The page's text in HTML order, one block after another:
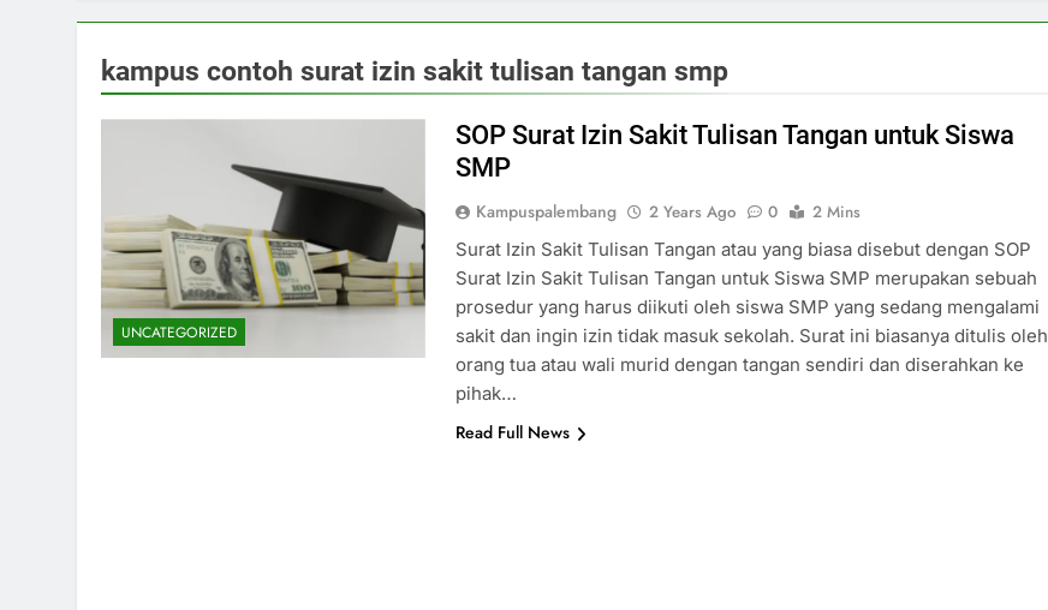
kampus contoh surat izin sakit tulisan tangan smp
UNCATEGORIZED
SOP Surat Izin Sakit Tulisan Tangan untuk Siswa
SMP
Kampuspalembang 2 Years Ago 0
2 Mins
Surat Izin Sakit Tulisan Tangan atau yang biasa disebut dengan SOP
Surat Izin Sakit Tulisan Tangan untuk Siswa SMP merupakan sebuah
prosedur yang harus diikuti oleh siswa SMP yang sedang mengalami
sakit dan ingin izin tidak masuk sekolah. Surat ini biasanya ditulis oleh
orang tua atau wali murid dengan tangan sendiri dan diserahkan ke
pihak…
Read Full News